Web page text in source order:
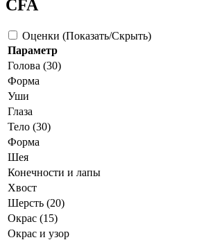
CFA
Оценки (Показать/Скрыть)
Параметр
Голова (30)
Форма
Уши
Глаза
Тело (30)
Форма
Шея
Конечности и лапы
Хвост
Шерсть (20)
Окрас (15)
Окрас и узор